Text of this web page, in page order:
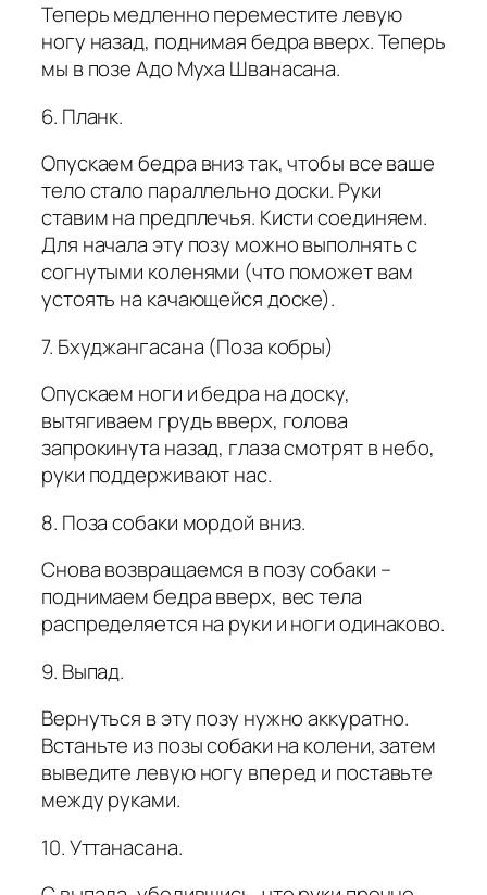
Теперь медленно переместите левую
ногу назад, поднимая бедра вверх. Теперь
мы в позе Адо Муха Шванасана.
6. Планк.
Опускаем бедра вниз так, чтобы все ваше
тело стало параллельно доски. Руки
ставим на предплечья. Кисти соединяем.
Для начала эту позу можно выполнять с
согнутыми коленями (что поможет вам
устоять на качающейся доске).
7. Бхуджангасана (Поза кобры)
Опускаем ноги и бедра на доску,
вытягиваем грудь вверх, голова
запрокинута назад, глаза смотрят в небо,
руки поддерживают нас.
8. Поза собаки мордой вниз.
Снова возвращаемся в позу собаки –
поднимаем бедра вверх, вес тела
распределяется на руки и ноги одинаково.
9. Выпад.
Вернуться в эту позу нужно аккуратно.
Встаньте из позы собаки на колени, затем
выведите левую ногу вперед и поставьте
между руками.
10. Уттанасана.